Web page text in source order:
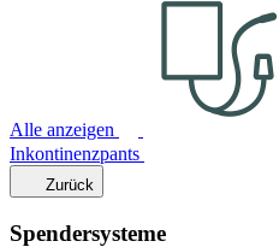
Alle anzeigen
Inkontinenzpants
Zurück
Spendersysteme